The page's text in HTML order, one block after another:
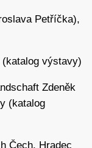
návraty na
ráj
potok
ráje.
krajiny
meditačního
Petříčka),
výstavy)
Zdeněk
(katalog
Čech, Hradec